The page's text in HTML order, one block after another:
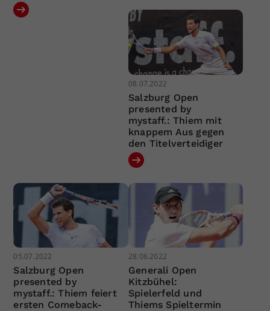
08.07.2022
Salzburg Open
presented by
mystaff.: Thiem mit
knappem Aus gegen
den Titelverteidiger
05.07.2022
Salzburg Open
presented by
mystaff.: Thiem feiert
ersten Comeback-
28.06.2022
Generali Open
Kitzbühel:
Spielerfeld und
Thiems Spieltermin